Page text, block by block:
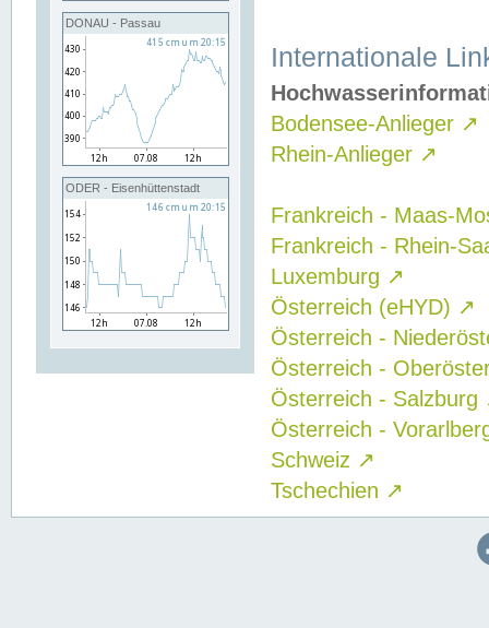
DONAU - Passau
ODER - Eisenhüttenstadt
Internationale
Bodensee-Anlieger ↗
Rhein-Anlieger ↗
Frankreich - Maas-
Frankreich - Rhein-
Luxemburg ↗
Österreich (eHYD) ↗
Österreich -
Österreich -
Österreich - Salzburg
Österreich -
Schweiz ↗
Tschechien ↗